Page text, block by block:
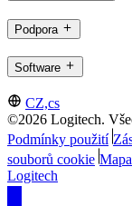
Podpora
Software
CZ,cs
©2026 Logitech.
Podmínky použití
souborů cookie
Logitech